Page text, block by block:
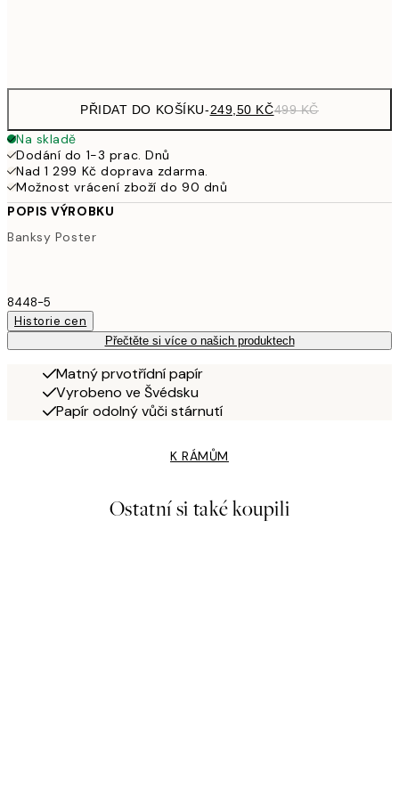
PŘIDAT DO KOŠÍKU-249,50 KČ499 KČ
Na skladě
Dodání do 1-3 prac. Dnů
Nad 1 299 Kč doprava zdarma.
Možnost vrácení zboží do 90 dnů
POPIS VÝROBKU
Banksy Poster
8448-5
Historie cen
Přečtěte si více o našich produktech
Matný prvotřídní papír
Vyrobeno ve Švédsku
Papír odolný vůči stárnutí
K RÁMŮM
Ostatní si také koupili